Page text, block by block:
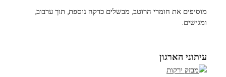
מוסיפים את חומרי הרוטב, מבשלים כדקה נוספת, תוך ערבוב,
ומגישים.
עיתוני הארגון